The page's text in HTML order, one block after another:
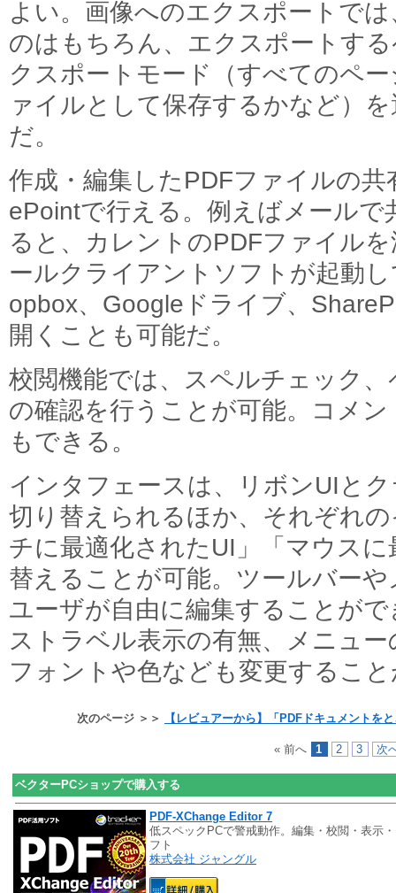
よい。画像へのエクスポートで
のはもちろん、エクスポートす
クスポートモード（すべてのペ
ァイルとして保存するかなど）
だ。
作成・編集したPDFファイルの
ePointで行える。例えばメールで
ると、カレントのPDFファイル
ールクライアントソフトが起動
opbox、Googleドライブ、
開くことも可能だ。
校閲機能では、スペルチェック
の確認を行うことが可能。コメ
もできる。
インタフェースは、リボンUIと
切り替えられるほか、それぞれ
チに最適化されたUI」「マウス
替えることが可能。ツールバー
ユーザが自由に編集することが
ストラベル表示の有無、メニュ
フォントや色なども変更するこ
次のページ ＞＞ 【レビュアーから】「PDFドキュメントを
« 前へ 1 2 3 次
ベクターPCショップで購入する
PDF-XChange Editor 7
低スペックPCで警戒動作。編集・校閲・表示
フト
株式会社 ジャングル